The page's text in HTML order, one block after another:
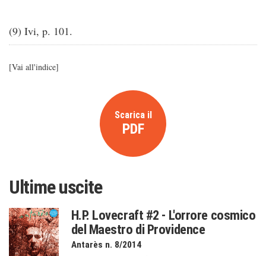
(9) Ivi, p. 101.
[Vai all'indice]
Scarica il
PDF
Ultime uscite
H.P. Lovecraft #2 - L'orrore cosmico
del Maestro di Providence
Antarès n. 8/2014